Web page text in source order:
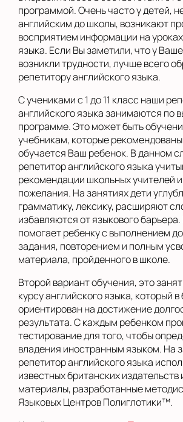
программой. Очень часто у детей,
английским до школы, возникают
восприятием информации на
языка. Если Вы заметили, что у
возникли трудности, лучше всего
репетитору английского языка.
С учениками с 1 до 11 класс наши
английского языка занимаются по
программе. Это может быть
учебникам, которые
обучается Ваш ребенок. В данном
репетитор английского языка
рекомендации школьных учителей
пожелания. На занятиях дети
грамматику, лексику, расширяют
избавляются от языкового
помогает ребенку с выполнением
задания, повторением и полным
материала, пройденного в школе.
Второй вариант обучения, это
курсу английского языка, который
ориентирован на достижение
результата. С каждым ребенком
тестирование для того, чтобы
владения иностранным языком. На
репетитор английского языка
известных британских
материалы, разработанные
Языковых Центров Полиглотики™.